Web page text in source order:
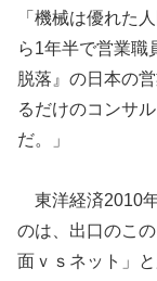
「機械は優れた
ら1年半で営業職
脱落』の日本の
るだけのコンサ
だ。」
東洋経済2010
のは、出口のこ
面ｖｓネット」